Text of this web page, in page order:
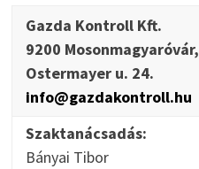
Gazda Kontroll Kft.
9200 Mosonmagyaróvár,
Ostermayer u. 24.
info@gazdakontroll.hu
Szaktanácsadás:
Bányai Tibor